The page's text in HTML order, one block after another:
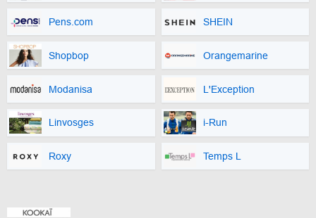
Pens.com SHEIN
Shopbop Orangemarine
Modanisa L'Exception
Linvosges i-Run
Roxy Temps L